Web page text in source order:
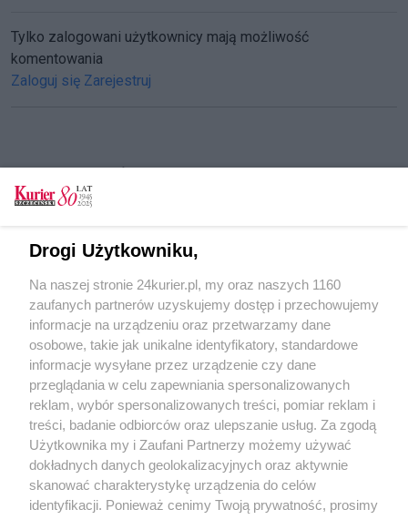
Tylko zalogowani użytkownicy mają możliwość
komentowania
Zaloguj się Zarejestruj
Za zieloną bramą. Bajeczny ogród Żelechowej
Niebanalny urok społecznej łąki
Za zieloną bramą. Bajeczny ogród Żelechowej
[GALERIA]
POGODA
26℃
Zobacz prognozę na 3 dni
Drogi Użytkowniku,
Na naszej stronie 24kurier.pl, my oraz naszych 1160
zaufanych partnerów uzyskujemy dostęp i przechowujemy
informacje na urządzeniu oraz przetwarzamy dane
osobowe, takie jak unikalne identyfikatory, standardowe
informacje wysyłane przez urządzenie czy dane
przeglądania w celu zapewniania spersonalizowanych
reklam, wybór spersonalizowanych treści, pomiar reklam i
treści, badanie odbiorców oraz ulepszanie usług. Za zgodą
Użytkownika my i Zaufani Partnerzy możemy używać
dokładnych danych geolokalizacyjnych oraz aktywnie
skanować charakterystykę urządzenia do celów
identyfikacji. Ponieważ cenimy Twoją prywatność, prosimy